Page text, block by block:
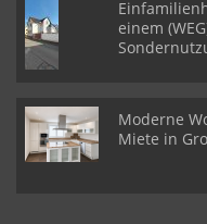
einem
Moderne
Miete in